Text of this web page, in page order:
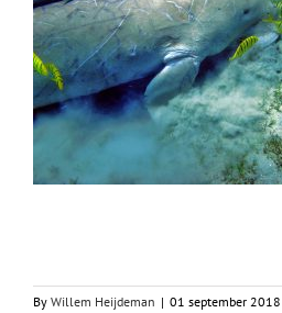
By Willem Heijdeman | 01 september 2018